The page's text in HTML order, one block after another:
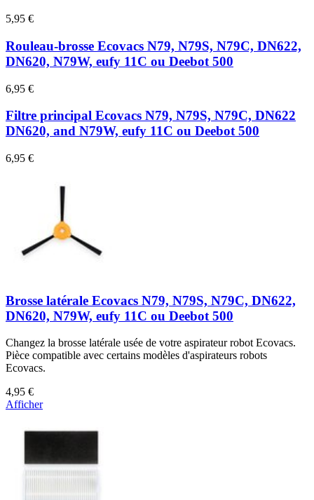
5,95 €
Rouleau-brosse Ecovacs N79, N79S, N79C, DN622,
DN620, N79W, eufy 11C ou Deebot 500
6,95 €
Filtre principal Ecovacs N79, N79S, N79C, DN622
DN620, and N79W, eufy 11C ou Deebot 500
6,95 €
Brosse latérale Ecovacs N79, N79S, N79C, DN622,
DN620, N79W, eufy 11C ou Deebot 500
Changez la brosse latérale usée de votre aspirateur robot Ecovacs.
Pièce compatible avec certains modèles d'aspirateurs robots
Ecovacs.
4,95 €
Afficher